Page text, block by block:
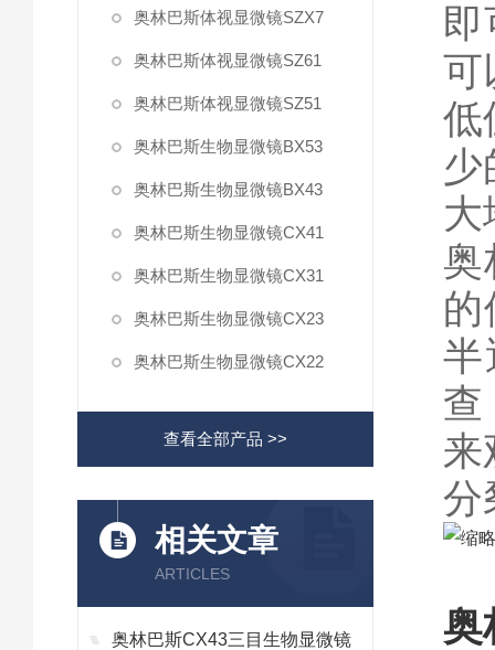
奥林巴斯体视显微镜SZX7
奥林巴斯体视显微镜SZ61
奥林巴斯体视显微镜SZ51
奥林巴斯生物显微镜BX53
奥林巴斯生物显微镜BX43
奥林巴斯生物显微镜CX41
奥林巴斯生物显微镜CX31
奥林巴斯生物显微镜CX23
奥林巴斯生物显微镜CX22
查看全部产品 >>
相关文章
ARTICLES
奥林巴斯CX43三目生物显微镜
即
可
低
少
大
奥
半
查
来
分
奥